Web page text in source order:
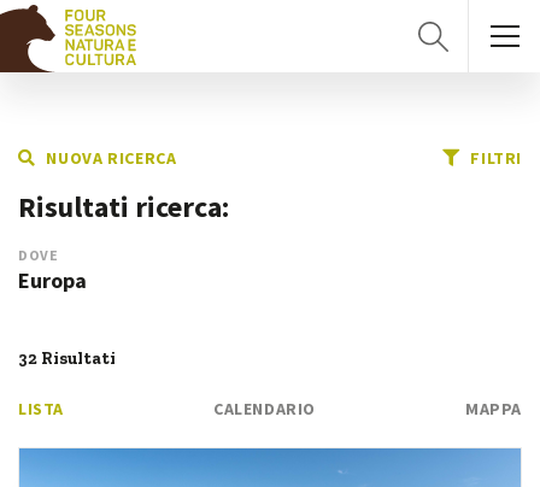
NUOVA RICERCA FILTRI
Risultati ricerca:
DOVE
Europa
32 Risultati
LISTA CALENDARIO MAPPA